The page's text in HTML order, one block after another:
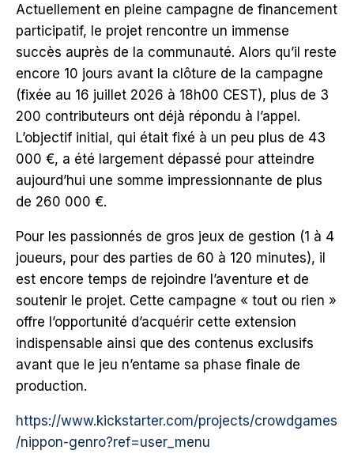
Actuellement en pleine campagne de financement
participatif, le projet rencontre un immense
succès auprès de la communauté. Alors qu’il reste
encore 10 jours avant la clôture de la campagne
(fixée au 16 juillet 2026 à 18h00 CEST), plus de 3
200 contributeurs ont déjà répondu à l’appel.
L’objectif initial, qui était fixé à un peu plus de 43
000 €, a été largement dépassé pour atteindre
aujourd’hui une somme impressionnante de plus
de 260 000 €.
Pour les passionnés de gros jeux de gestion (1 à 4
joueurs, pour des parties de 60 à 120 minutes), il
est encore temps de rejoindre l’aventure et de
soutenir le projet. Cette campagne « tout ou rien »
offre l’opportunité d’acquérir cette extension
indispensable ainsi que des contenus exclusifs
avant que le jeu n’entame sa phase finale de
production.
https://www.kickstarter.com/projects/crowdgames
/nippon-genro?ref=user_menu